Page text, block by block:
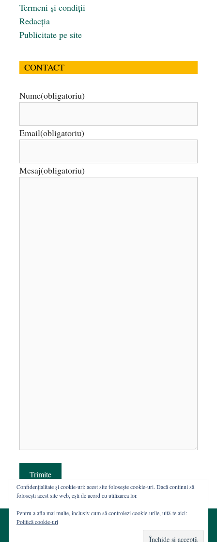
Termeni și condiții
Redacția
Publicitate pe site
CONTACT
Nume(obligatoriu)
Email(obligatoriu)
Mesaj(obligatoriu)
Trimite
Confidențialitate și cookie-uri: acest site folosește cookie-uri. Dacă continui să
folosești acest site web, ești de acord cu utilizarea lor.
Pentru a afla mai multe, inclusiv cum să controlezi cookie-urile, uită-te aici:
Politică cookie-uri